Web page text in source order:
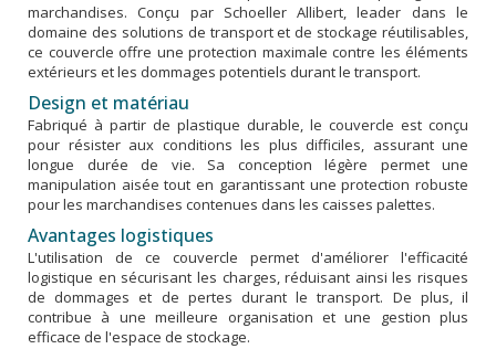
marchandises. Conçu par Schoeller Allibert, leader dans le
domaine des solutions de transport et de stockage réutilisables,
ce couvercle offre une protection maximale contre les éléments
extérieurs et les dommages potentiels durant le transport.
Design et matériau
Fabriqué à partir de plastique durable, le couvercle est conçu
pour résister aux conditions les plus difficiles, assurant une
longue durée de vie. Sa conception légère permet une
manipulation aisée tout en garantissant une protection robuste
pour les marchandises contenues dans les caisses palettes.
Avantages logistiques
L'utilisation de ce couvercle permet d'améliorer l'efficacité
logistique en sécurisant les charges, réduisant ainsi les risques
de dommages et de pertes durant le transport. De plus, il
contribue à une meilleure organisation et une gestion plus
efficace de l'espace de stockage.